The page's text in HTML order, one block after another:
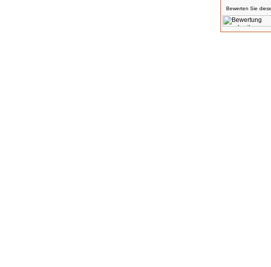
Bewerten Sie